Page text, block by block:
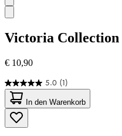
Victoria Collection
€ 10,90
5.0 (1)
5.0
von
5
Sternen.
1
In den Warenkorb